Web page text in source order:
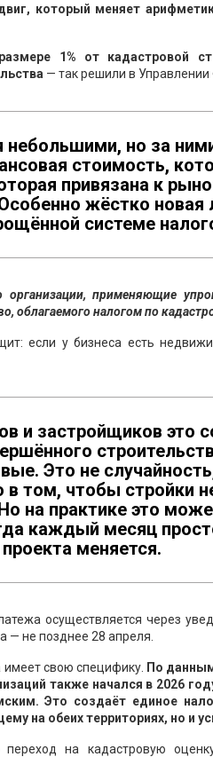
который меняет
1% от кадастровой
— так решили в
но за
стоимость,
привязана к
жёстко новая
системе
организации, применяющие
облагаемого налогом по
если у бизнеса есть
и застройщиков это
Это не
в том, чтобы стройки
на практике это
каждый месяц
меняется.
осуществляется через
— не позднее 28 апреля.
свою специфику. По
также начался в 2026
Это создаёт единое
на обеих территориях, но и
переход на кадастровую